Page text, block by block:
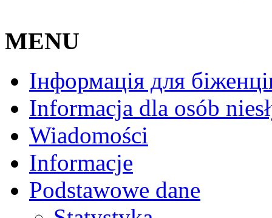
MENU
Інформація для
Informacja dla osób
Wiadomości
Informacje
Podstawowe dane